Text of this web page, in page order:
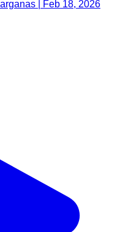
| Feb 18, 2026